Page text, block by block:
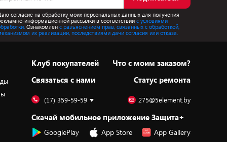
согласие на обработку моих персональных данных для получения
информационной рассылки в соответствиис условиями
Ознакомлен с разъяснением прав, связанных с обработкой,
их реализации, последствиями дачи согласия или отказа.
Клуб покупателей
Cвязаться с нами
Что с моим заказом?
Статус ремонта
(17) 359-59-59 275@5element.by
Скачай мобильное приложение Защита+
GooglePlay App Store App Gallery